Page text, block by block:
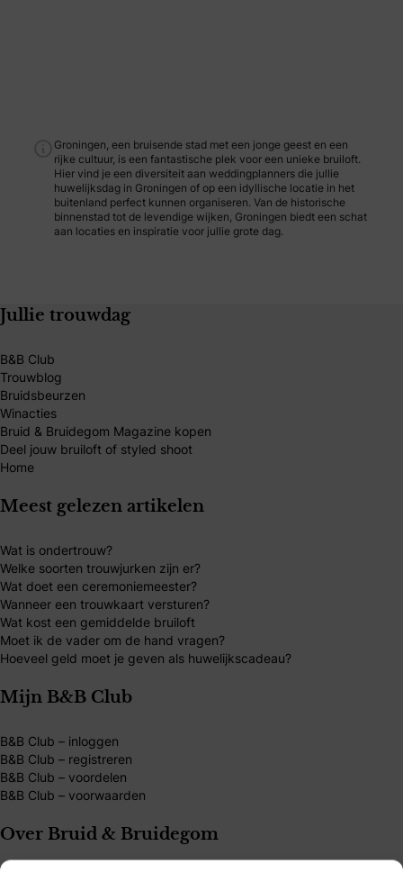
Groningen, een bruisende stad met een jonge geest en een
rijke cultuur, is een fantastische plek voor een unieke bruiloft.
Hier vind je een diversiteit aan weddingplanners die jullie
huwelijksdag in Groningen of op een idyllische locatie in het
buitenland perfect kunnen organiseren. Van de historische
binnenstad tot de levendige wijken, Groningen biedt een schat
aan locaties en inspiratie voor jullie grote dag.
Jullie trouwdag
B&B Club
Trouwblog
Bruidsbeurzen
Winacties
Bruid & Bruidegom Magazine kopen
Deel jouw bruiloft of styled shoot
Home
Meest gelezen artikelen
Wat is ondertrouw?
Welke soorten trouwjurken zijn er?
Wat doet een ceremoniemeester?
Wanneer een trouwkaart versturen?
Wat kost een gemiddelde bruiloft
Moet ik de vader om de hand vragen?
Hoeveel geld moet je geven als huwelijkscadeau?
Mijn B&B Club
B&B Club – inloggen
B&B Club – registreren
B&B Club – voordelen
B&B Club – voorwaarden
Over Bruid & Bruidegom